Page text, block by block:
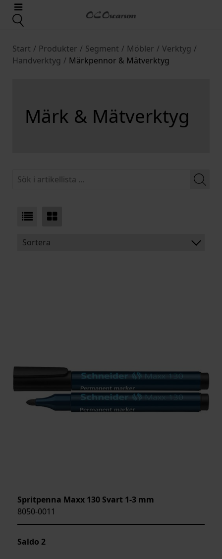
Start / Produkter / Segment / Möbler / Verktyg /
Handverktyg / Märkpennor & Mätverktyg
Märk & Mätverktyg
Sortera
Spritpenna Maxx 130 Svart 1-3 mm
8050-0011
Saldo 2